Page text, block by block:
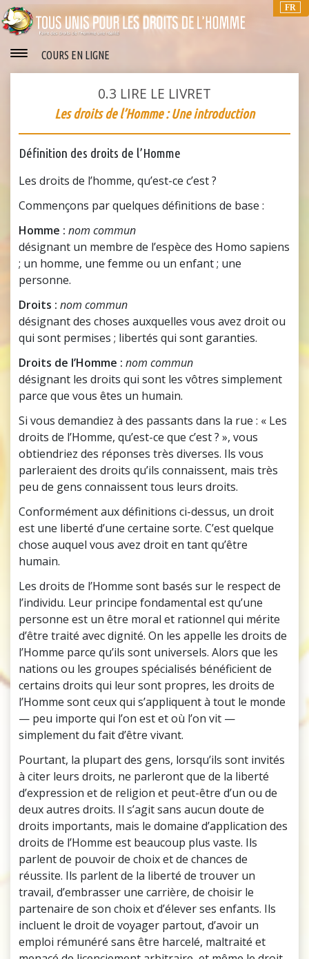
FR
COURS EN LIGNE
0.3 LIRE LE LIVRET
Les droits de l’Homme : Une introduction
Définition des droits de l’Homme
Les droits de l’homme, qu’est-ce c’est ?
Commençons par quelques définitions de base :
Homme : nom commun
désignant un membre de l’espèce des Homo sapiens
; un homme, une femme ou un enfant ; une
personne.
Droits : nom commun
désignant des choses auxquelles vous avez droit ou
qui sont permises ; libertés qui sont garanties.
Droits de l’Homme : nom commun
désignant les droits qui sont les vôtres simplement
parce que vous êtes un humain.
Si vous demandiez à des passants dans la rue : « Les
droits de l’Homme, qu’est-ce que c’est ? », vous
obtiendriez des réponses très diverses. Ils vous
parleraient des droits qu’ils connaissent, mais très
peu de gens connaissent tous leurs droits.
Conformément aux définitions ci-dessus, un droit
est une liberté d’une certaine sorte. C’est quelque
chose auquel vous avez droit en tant qu’être
humain.
Les droits de l’Homme sont basés sur le respect de
l’individu. Leur principe fondamental est qu’une
personne est un être moral et rationnel qui mérite
d’être traité avec dignité. On les appelle les droits de
l’Homme parce qu’ils sont universels. Alors que les
nations ou les groupes spécialisés bénéficient de
certains droits qui leur sont propres, les droits de
l’Homme sont ceux qui s’appliquent à tout le monde
— peu importe qui l’on est et où l’on vit —
simplement du fait d’être vivant.
Pourtant, la plupart des gens, lorsqu’ils sont invités
à citer leurs droits, ne parleront que de la liberté
d’expression et de religion et peut-être d’un ou de
deux autres droits. Il s’agit sans aucun doute de
droits importants, mais le domaine d’application des
droits de l’Homme est beaucoup plus vaste. Ils
parlent de pouvoir de choix et de chances de
réussite. Ils parlent de la liberté de trouver un
travail, d’embrasser une carrière, de choisir le
partenaire de son choix et d’élever ses enfants. Ils
incluent le droit de voyager partout, d’avoir un
emploi rémunéré sans être harcelé, maltraité et